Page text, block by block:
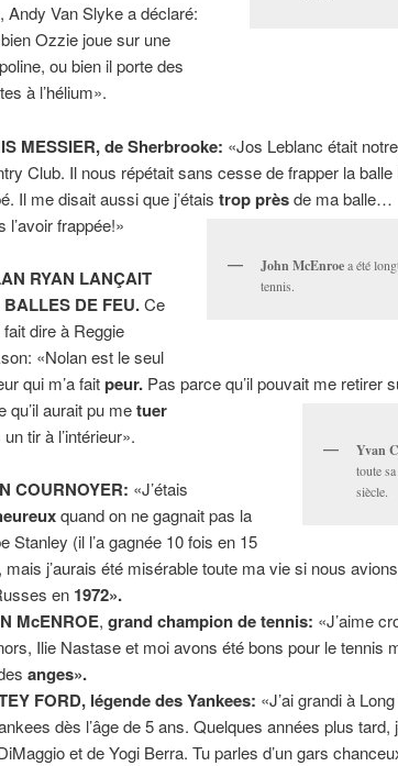
Andy Van Slyke a déclaré:
Ozzie joue sur une
ou bien il porte des
à l’hélium».
MESSIER, de Sherbrooke: «Jos Leblanc était
Club. Il nous répétait sans cesse de frapper la
Il me disait aussi que j’étaistrop prèsde ma balle…
John McEnroea été
tennis.
l’avoir frappée!»
RYAN LANÇAIT
BALLES DE FEU.Ce
fait dire à Reggie
«Nolan est le seul
qui m’a faitpeur. Pas parce qu’il pouvait me retirer
qu’il aurait pu metuer
Yvan
toute
siècle.
tir à l’intérieur».
COURNOYER: «J’étais
quand on ne gagnait pas la
Stanley (il l’a gagnée 10 fois en 15
mais j’aurais été misérable toute ma vie si nous
en 1972».
McENROE,grand champion de tennis: «J’aime
Ilie Nastase et moi avons été bons pour le tennis
anges».
FORD, légende des Yankees: «J’ai grandi à
dès l’âge de 5 ans. Quelques années plus tard,
et de Yogi Berra. Tu parles d’un gars